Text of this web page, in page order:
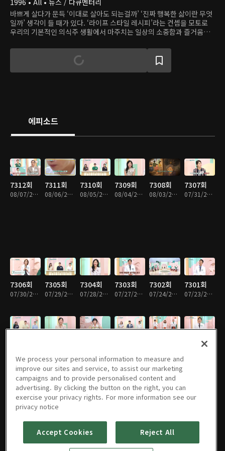
1996 • All • 뉴스 / 다큐멘터리
바쁘게 살다가 문득 ‘이대로 살아도 되는걸까’ ‘진짜 행복한 삶이란 무엇
일까’ 생각이 들 때가 있다. ‘라이프 스타일 레시피’라는 컨셉을 모토로
우리의 기본적인 의식주 생활에서 마주치는 일상의 소중함과 즐거움을
에피소드
7312회
08/07/2026 • 52분
7311회
08/06/2026 • 52분
7310회
08/05/2026 • 52분
7309회
08/04/2026 • 51분
7308회
08/03/2026 • 51분
7307회
07/31/2026 • 52분
7306회
07/30/2026 • 52분
7305회
07/29/2026 • 52분
7304회
07/28/2026 • 51분
7303회
07/27/2026 • 51분
7302회
07/24/2026 • 52분
7301회
07/23/2026 • 52분
7295회
7294회
07/14/2026 • 51분
7293회 7292회 7291회 7290회 7289회
We process your personal information to measure and
improve our sites and service, to assist our marketing
campaigns and to provide personalised content and
advertising. By clicking the button on the right, you can
exercise your privacy rights. For more information see our
privacy notice
Accept Cookies Reject All